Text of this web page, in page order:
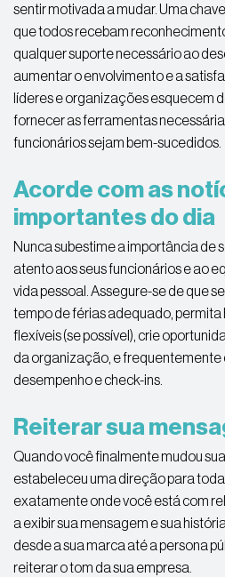
sentir motivada a mudar. Uma
que todos recebam
qualquer suporte necessário ao
aumentar o envolvimento e a
líderes e organizações esquecem
fornecer as ferramentas
funcionários sejam bem-sucedidos.
Acorde com as
importantes do dia
Nunca subestime a importância de
atento aos seus funcionários e ao
vida pessoal. Assegure-se de que
tempo de férias adequado, permita
flexíveis (se possível), crie
da organização, e
desempenho e check-ins.
Reiterar sua
Quando você finalmente mudou
estabeleceu uma direção para
exatamente onde você está com
a exibir sua mensagem e sua
desde a sua marca até a persona
reiterar o tom da sua empresa.